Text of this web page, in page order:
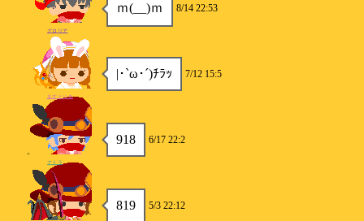
ｍ(__)ｍ 8/14 22:53
グロリア
|･`ω･´)ﾁﾗｯ 7/12 15:5
あすとりあ
918 6/17 22:2
アトラ
819 5/3 22:12